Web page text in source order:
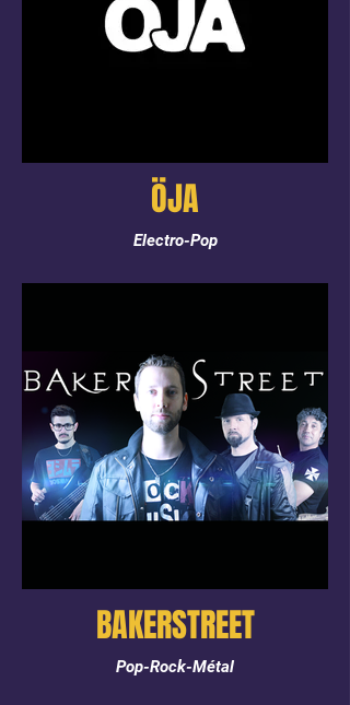
ÖJA
Electro-Pop
BAKERSTREET
Pop-Rock-Métal